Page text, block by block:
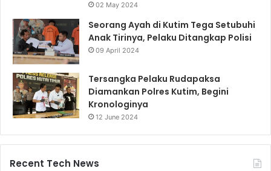
02 May 2024
Seorang Ayah di Kutim Tega Setubuhi
Anak Tirinya, Pelaku Ditangkap Polisi
09 April 2024
Tersangka Pelaku Rudapaksa
Diamankan Polres Kutim, Begini
Kronologinya
12 June 2024
Recent Tech News